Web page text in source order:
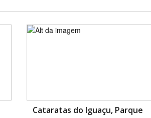
Cataratas do Iguaçu, Parque